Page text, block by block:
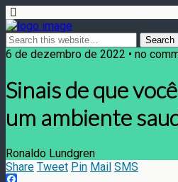
6 de dezembro de 2022 • no
Sinais de que
um ambiente
Ronaldo Lundgren
Share Tweet Pin Mail SMS